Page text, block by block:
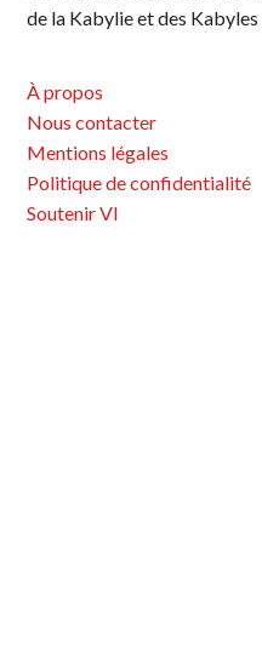
de la Kabylie et des Kabyles
À propos
Nous contacter
Mentions légales
Politique de confidentialité
Soutenir VI